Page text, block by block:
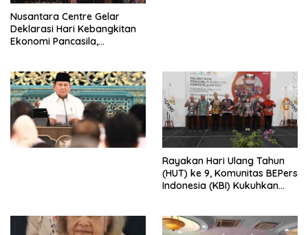
Nusantara Centre Gelar
Deklarasi Hari Kebangkitan
Ekonomi Pancasila,
Penjajahan (Pergolakan
Ekonomi Politik Indonesia) &
Simposium Nasional “Urgensi
Undang-Undang
Perekonomian Nasional dan
Kesejahteraan Sosial dalam
Rayakan Hari Ulang Tahun
(HUT) ke 9, Komunitas BEPers
Indonesia (KBI) Kukuhkan
Tema: “Penguatan dan